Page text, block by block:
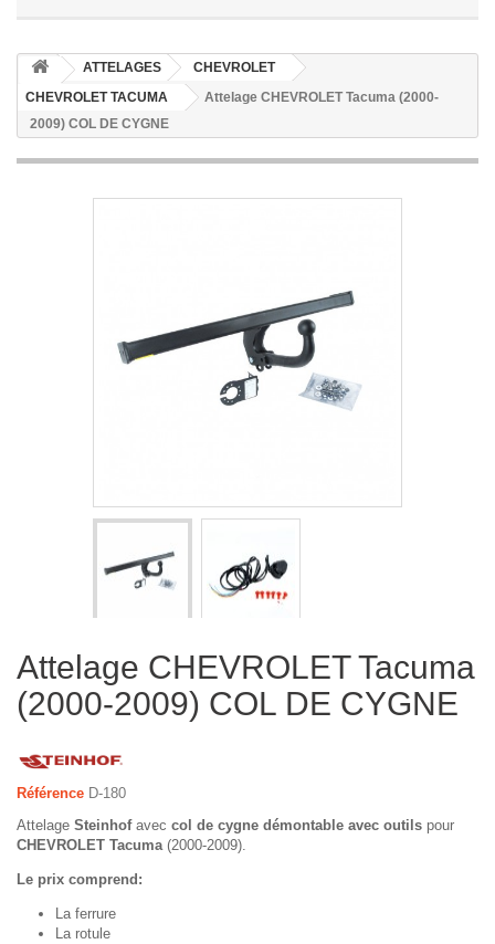
ATTELAGES
CHEVROLET
CHEVROLET TACUMA
Attelage CHEVROLET Tacuma (2000-
2009) COL DE CYGNE
Attelage CHEVROLET Tacuma
(2000-2009) COL DE CYGNE
Référence D-180
Attelage Steinhofavec col de cygne démontable avec outils pour
CHEVROLET Tacuma(2000-2009).
Le prix comprend:
La ferrure
La rotule